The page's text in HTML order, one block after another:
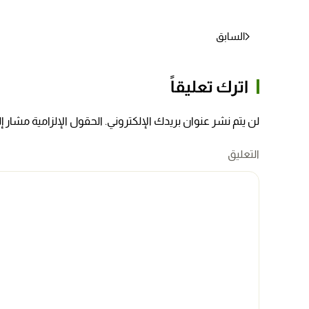
السابق
اترك تعليقاً
لن يتم نشر عنوان بريدك الإلكتروني. الحقول الإلزامية مشار
التعليق